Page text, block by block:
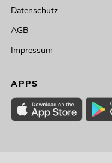
Datenschutz
AGB
Impressum
APPS